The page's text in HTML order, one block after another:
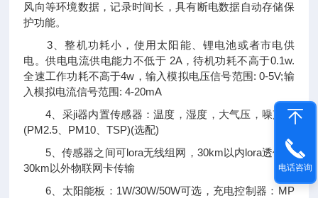
风向等环境数据，记录时间长，具有断电数据自动存储保
护功能。
3、整机功耗小，使用太阳能、锂电池或者市电供
电。供电电流供电能力不低于 2A，待机功耗不高于0.1w.
全速工作功耗不高于4w，输入模拟电压信号范围: 0-5V;输
入模拟电流信号范围: 4-20mA
4、采ji器内置传感器：温度，湿度，大气压，噪声，
(PM2.5、PM10、TSP)(选配)
5、传感器之间可lora无线组网，30km以内lora透传，
30km以外物联网卡传输
6、太阳能板：1W/30W/50W可选，充电控制器：MP
电话咨询